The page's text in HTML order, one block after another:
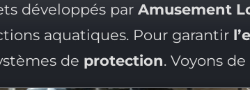
développés parAmusement
aquatiques. Pour garantir
de protection. Voyons